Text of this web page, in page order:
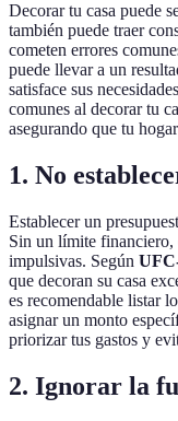
Decorar tu casa puede
también puede traer
cometen errores
puede llevar a un
satisface sus
comunes al decorar tu
asegurando que tu
1. No
Establecer un
Sin un límite financiero,
impulsivas. Según
que decoran su casa
es recomendable listar
asignar un monto
priorizar tus gastos y
2. Ignorar la